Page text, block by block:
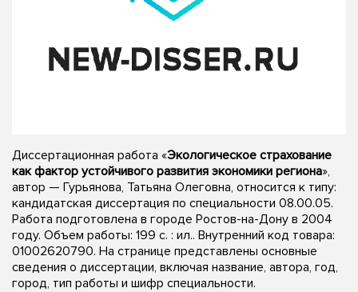
Диссертационная работа «Экологическое страхование
как фактор устойчивого развития экономики региона»,
автор — Гурьянова, Татьяна Олеговна, относится к типу:
кандидатская диссертация по специальности 08.00.05.
Работа подготовлена в городе Ростов-на-Дону в 2004
году. Объем работы: 199 с. : ил.. Внутренний код товара:
01002620790. На странице представлены основные
сведения о диссертации, включая название, автора, год,
город, тип работы и шифр специальности.